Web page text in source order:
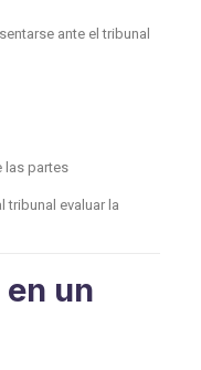
ante el tribunal
las partes
tribunal evaluar la
un